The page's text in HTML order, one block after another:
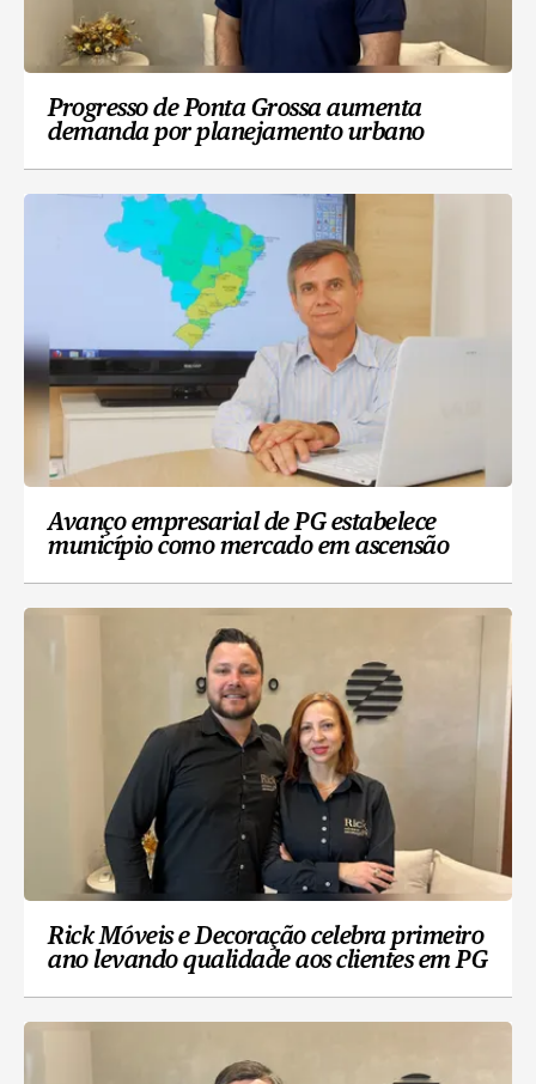
Progresso de Ponta Grossa aumenta
demanda por planejamento urbano
Avanço empresarial de PG estabelece
município como mercado em ascensão
Rick Móveis e Decoração celebra primeiro
ano levando qualidade aos clientes em PG